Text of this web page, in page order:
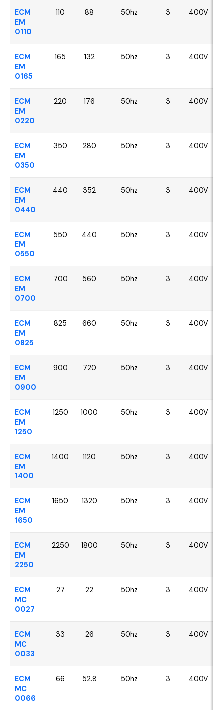
ECM
EM
0110
110 88 50hz 3 400V
ECM
EM
0165
165 132 50hz 3 400V
ECM
EM
0220
220 176 50hz 3 400V
ECM
EM
0350
350 280 50hz 3 400V
ECM
EM
0440
440 352 50hz 3 400V
ECM
EM
0550
550 440 50hz 3 400V
ECM
EM
0700
700 560 50hz 3 400V
ECM
EM
0825
825 660 50hz 3 400V
ECM
EM
0900
900 720 50hz 3 400V
ECM
EM
1250
1250 1000 50hz 3 400V
ECM
EM
1400
1400 1120 50hz 3 400V
ECM
EM
1650
1650 1320 50hz 3 400V
ECM
EM
2250
2250 1800 50hz 3 400V
ECM
MC
0027
27 22 50hz 3 400V
ECM
MC
0033
33 26 50hz 3 400V
ECM
MC
0066
66 52.8 50hz 3 400V